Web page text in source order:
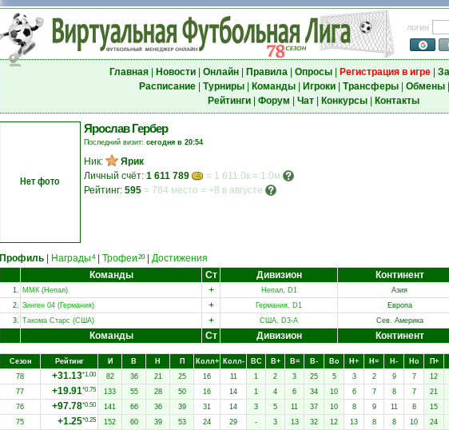
логин
Главная| Новости| Онлайн| Правила| Опросы| Регистрация в игре|
Расписание| Турниры| Команды| Игроки| Трансферы| Обмены|
Рейтинги| Форум Чат| Конкурсы| Контакты
Нет фото
Ярослав Гербер
Последний визит: сегодня в 20:54
Ник:
Ярик
Личный счёт: 1 611 789
= 1 611.0к = 1.0м
Рейтинг: 595 = 784 место = +8 в августе
Профиль Награды 4| Трофеи 20| Достижения
Команды
Ст Дивизион Континент
1. ММК (Непал) + Непал, D1 Азия
2. Зинген 04 (Германия) + Германия, D1 Европа
3. Такома Старс (США) + США, D3-A Сев. Америка
Команды Ст Дивизион Континент
Сезон Рейтинг И В Н П Колл+ Колл- ВC В+ В= В- Вo Н+ Н= Н- Нo П+
78
+31.13*1.00 82 36 21 25 16 11 1 2 3 25 5 3 2 9 7 12
77
+19.91*0.75 133 55 28 50 16 14 1 4 6 34 10 6 7 8 7 21
76
+97.78*0.50 141 66 36 39 31 14 3 5 11 37 10 8 9 11 8 15
75
+1.25*0.25 152 60 39 53 24 29 - 3 13 32 12 13 8 8 10 24